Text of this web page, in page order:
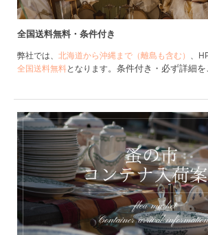
全国送料無料・条件付き
弊社では、 北海道から沖縄まで（離島も含む） 、
全国送料無料となります。条件付き・必ず詳細を